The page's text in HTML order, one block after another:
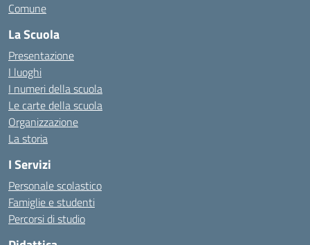
Comune
La Scuola
Presentazione
I luoghi
I numeri della scuola
Le carte della scuola
Organizzazione
La storia
I Servizi
Personale scolastico
Famiglie e studenti
Percorsi di studio